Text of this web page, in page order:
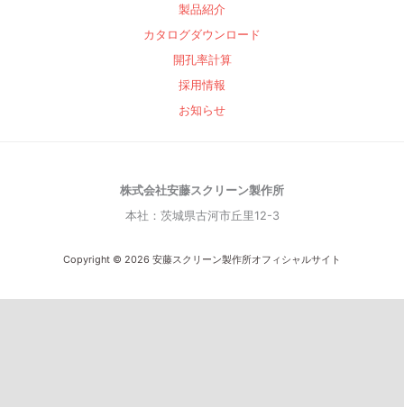
製品紹介
カタログダウンロード
開孔率計算
採用情報
お知らせ
株式会社安藤スクリーン製作所
本社：茨城県古河市丘里12-3
Copyright © 2026 安藤スクリーン製作所オフィシャルサイト